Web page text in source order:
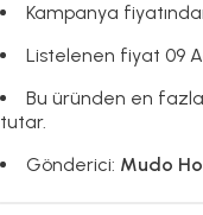
Kampanya
Listelenen fiyat 09
Bu üründen en
tutar.
Gönderici: Mudo